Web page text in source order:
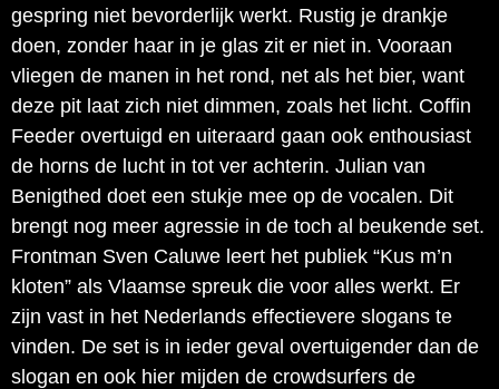
gespring niet bevorderlijk werkt. Rustig je drankje
doen, zonder haar in je glas zit er niet in. Vooraan
vliegen de manen in het rond, net als het bier, want
deze pit laat zich niet dimmen, zoals het licht. Coffin
Feeder overtuigd en uiteraard gaan ook enthousiast
de horns de lucht in tot ver achterin. Julian van
Benigthed doet een stukje mee op de vocalen. Dit
brengt nog meer agressie in de toch al beukende set.
Frontman Sven Caluwe leert het publiek “Kus m’n
kloten” als Vlaamse spreuk die voor alles werkt. Er
zijn vast in het Nederlands effectievere slogans te
vinden. De set is in ieder geval overtuigender dan de
slogan en ook hier mijden de crowdsurfers de